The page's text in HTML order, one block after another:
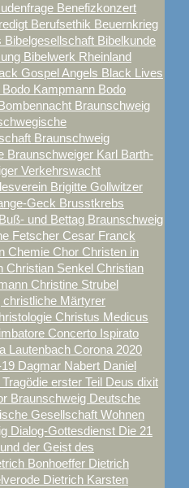
Benefizkonzert
Berufsethik Beuernkrieg
Bibelgesellschaft Bibelkunde
Bibelwerk Rheinland
Gospel Angels Black Lives
Bodo Kampmann Bodo
Braunschweig
Braunschweig
Braunschweiger Karl Barth-
Verkehrswacht
Brigitte Gollwitzer
Geck Brusstkrebs
Buß- und Bettag Braunschweig
Fetscher Cesar Franck
Chemie Chor Christen in
Christian Senkel Christian
Christine Strubel
christliche Märtyrer
Christus Medicus
Concerto Ispirato
Lautenbach Corona 2020
Dagmar Nabert Daniel
erster Teil Deus dixit
Braunschweig Deutsche
Gesellschaft Wohnen
Dialog-Gottesdienst Die 21
der Geist des
Bonhoeffer Dietrich
Dietrich Karsten